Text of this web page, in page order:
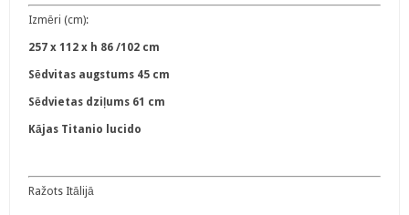
Izmēri (cm):
257 x 112 x h 86 /102 cm
Sēdvitas augstums 45 cm
Sēdvietas dziļums 61 cm
Kājas Titanio lucido
Ražots Itālijā